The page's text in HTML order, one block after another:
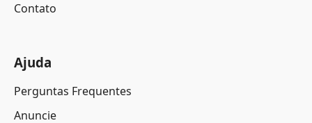
Contato
Ajuda
Perguntas Frequentes
Anuncie